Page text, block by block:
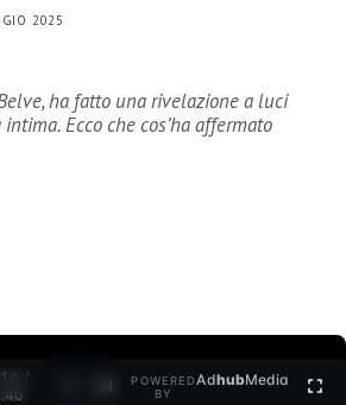
2025
ha fatto una rivelazione a luci
Ecco che cos’ha affermato
/
POWERED
BY
AdhubMedia